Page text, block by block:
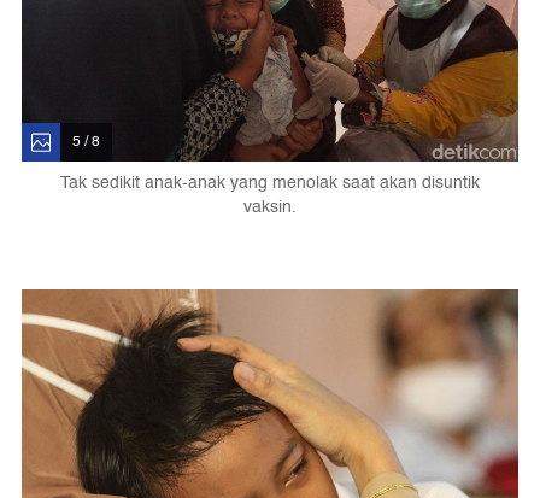
5 / 8
Tak sedikit anak-anak yang menolak saat akan disuntik
vaksin.